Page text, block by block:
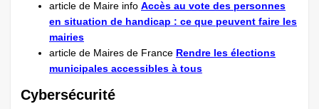
article de Maire info Accès au vote des personnes
en situation de handicap : ce que peuvent faire les
mairies
article de Maires de France Rendre les élections
municipales accessibles à tous
Cybersécurité